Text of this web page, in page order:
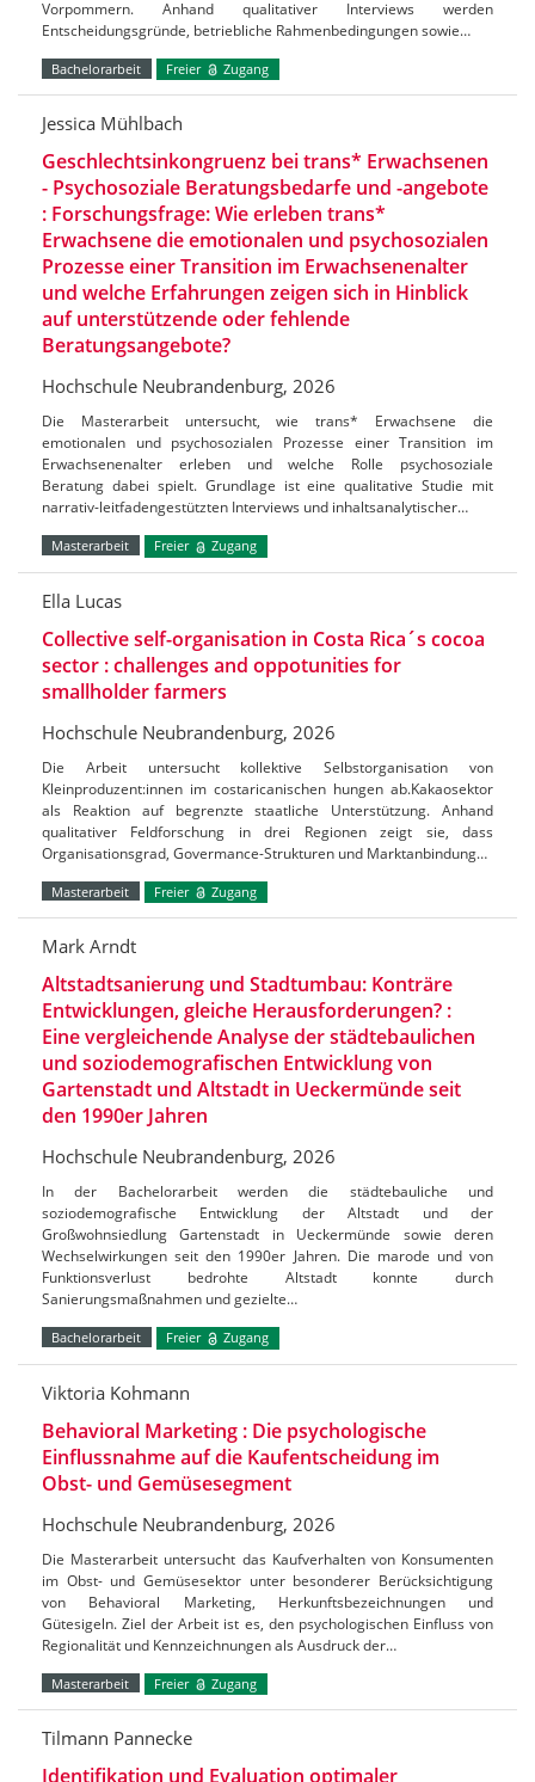
Vorpommern. Anhand qualitativer Interviews werden
Entscheidungsgründe, betriebliche Rahmenbedingungen sowie…
Bachelorarbeit Freier Zugang
Jessica Mühlbach
Geschlechtsinkongruenz bei trans* Erwachsenen
- Psychosoziale Beratungsbedarfe und -angebote
: Forschungsfrage: Wie erleben trans*
Erwachsene die emotionalen und psychosozialen
Prozesse einer Transition im Erwachsenenalter
und welche Erfahrungen zeigen sich in Hinblick
auf unterstützende oder fehlende
Beratungsangebote?
Hochschule Neubrandenburg, 2026
Die Masterarbeit untersucht, wie trans* Erwachsene die
emotionalen und psychosozialen Prozesse einer Transition im
Erwachsenenalter erleben und welche Rolle psychosoziale
Beratung dabei spielt. Grundlage ist eine qualitative Studie mit
narrativ-leitfadengestützten Interviews und inhaltsanalytischer…
Masterarbeit Freier Zugang
Ella Lucas
Collective self-organisation in Costa Rica´s cocoa
sector : challenges and oppotunities for
smallholder farmers
Hochschule Neubrandenburg, 2026
Die Arbeit untersucht kollektive Selbstorganisation von
Kleinproduzent:innen im costaricanischen hungen ab.Kakaosektor
als Reaktion auf begrenzte staatliche Unterstützung. Anhand
qualitativer Feldforschung in drei Regionen zeigt sie, dass
Organisationsgrad, Govermance-Strukturen und Marktanbindung…
Masterarbeit Freier Zugang
Mark Arndt
Altstadtsanierung und Stadtumbau: Konträre
Entwicklungen, gleiche Herausforderungen? :
Eine vergleichende Analyse der städtebaulichen
und soziodemografischen Entwicklung von
Gartenstadt und Altstadt in Ueckermünde seit
den 1990er Jahren
Hochschule Neubrandenburg, 2026
In der Bachelorarbeit werden die städtebauliche und
soziodemografische Entwicklung der Altstadt und der
Großwohnsiedlung Gartenstadt in Ueckermünde sowie deren
Wechselwirkungen seit den 1990er Jahren. Die marode und von
Funktionsverlust bedrohte Altstadt konnte durch
Sanierungsmaßnahmen und gezielte…
Bachelorarbeit Freier Zugang
Viktoria Kohmann
Behavioral Marketing : Die psychologische
Einflussnahme auf die Kaufentscheidung im
Obst- und Gemüsesegment
Hochschule Neubrandenburg, 2026
Die Masterarbeit untersucht das Kaufverhalten von Konsumenten
im Obst- und Gemüsesektor unter besonderer Berücksichtigung
von Behavioral Marketing, Herkunftsbezeichnungen und
Gütesigeln. Ziel der Arbeit ist es, den psychologischen Einfluss von
Regionalität und Kennzeichnungen als Ausdruck der…
Masterarbeit Freier Zugang
Tilmann Pannecke
Identifikation und Evaluation optimaler